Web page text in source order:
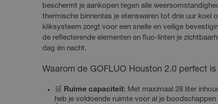
beschermt je aankopen tegen alle
thermische binnentas je etenswaren tot drie uur koel
kliksysteem zorgt voor een snelle en veilige
de reflecterende elementen en fluo-linten je
dag én nacht.
Waarom de GOFLUO Houston 2.0 perfect is
🛒 Ruime capaciteit: Met maximaal 28 liter
heb je voldoende ruimte voor al je boodschappen